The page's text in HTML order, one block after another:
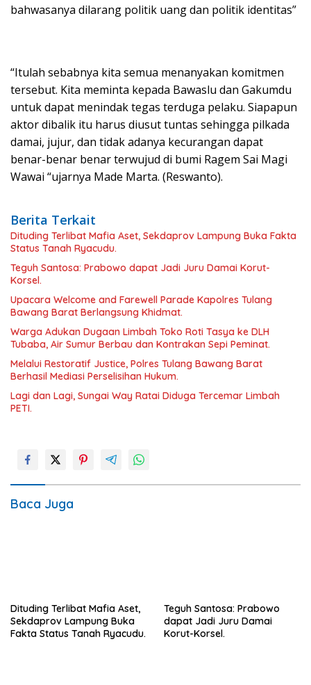
bahwasanya dilarang politik uang dan politik identitas”
“Itulah sebabnya kita semua menanyakan komitmen
tersebut. Kita meminta kepada Bawaslu dan Gakumdu
untuk dapat menindak tegas terduga pelaku. Siapapun
aktor dibalik itu harus diusut tuntas sehingga pilkada
damai, jujur, dan tidak adanya kecurangan dapat
benar-benar benar terwujud di bumi Ragem Sai Magi
Wawai “ujarnya Made Marta. (Reswanto).
Berita Terkait
Dituding Terlibat Mafia Aset, Sekdaprov Lampung Buka Fakta
Status Tanah Ryacudu.
Teguh Santosa: Prabowo dapat Jadi Juru Damai Korut-
Korsel.
Upacara Welcome and Farewell Parade Kapolres Tulang
Bawang Barat Berlangsung Khidmat.
Warga Adukan Dugaan Limbah Toko Roti Tasya ke DLH
Tubaba, Air Sumur Berbau dan Kontrakan Sepi Peminat.
Melalui Restoratif Justice, Polres Tulang Bawang Barat
Berhasil Mediasi Perselisihan Hukum.
Lagi dan Lagi, Sungai Way Ratai Diduga Tercemar Limbah
PETI.
Baca Juga
Dituding Terlibat Mafia Aset,
Sekdaprov Lampung Buka
Fakta Status Tanah Ryacudu.
Teguh Santosa: Prabowo
dapat Jadi Juru Damai
Korut-Korsel.